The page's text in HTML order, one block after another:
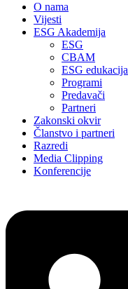
O nama
Vijesti
ESG Akademija
ESG
CBAM
ESG edukacija
Programi
Predavači
Partneri
Zakonski okvir
Članstvo i partneri
Razredi
Media Clipping
Konferencije